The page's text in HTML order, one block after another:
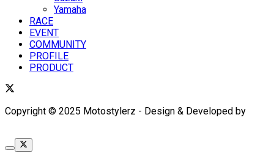
Yamaha
RACE
EVENT
COMMUNITY
PROFILE
PRODUCT
Copyright © 2025 Motostylerz - Design & Developed by